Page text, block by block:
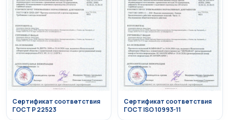
Сертификат соответствия
ГОСТ Р 22523
Сертификат соответствия
ГОСТ ISO 10993-11